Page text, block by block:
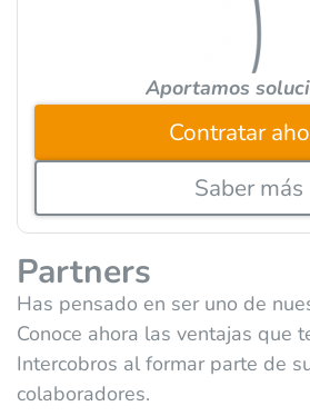
Aportamos
Contratar
Saber más
Partners
Has pensado en ser uno de
Conoce ahora las ventajas que
Intercobros al formar parte de
colaboradores.